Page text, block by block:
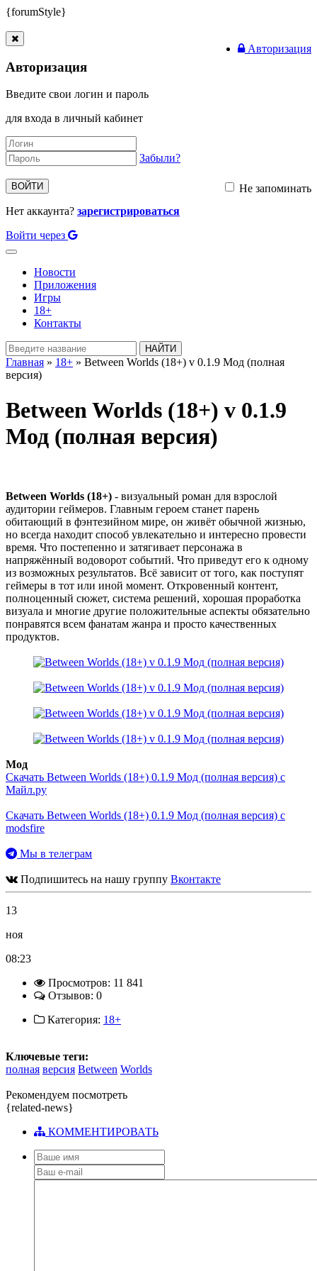
{forumStyle}
Авторизация
Авторизация
Введите свои логин и пароль
для входа в личный кабинет
Забыли?
ВОЙТИ
Не запоминать
Нет аккаунта? зарегистрироваться
Войти через
Toggle
navigationНовости
Приложения
Игры
18+
Контакты
Главная » 18+ » Between Worlds (18+) v 0.1.9 Мод (полная
версия)
Between Worlds (18+) v 0.1.9
Мод (полная версия)
Between Worlds (18+) - визуальный роман для взрослой
аудитории геймеров. Главным героем станет парень
обитающий в фэнтезийном мире, он живёт обычной жизнью,
но всегда находит способ увлекательно и интересно провести
время. Что постепенно и затягивает персонажа в
напряжённый водоворот событий. Что приведут его к одному
из возможных результатов. Всё зависит от того, как поступят
геймеры в тот или иной момент. Откровенный контент,
полноценный сюжет, система решений, хорошая проработка
визуала и многие другие положительные аспекты обязательно
понравятся всем фанатам жанра и просто качественных
продуктов.
Мод
Скачать Between Worlds (18+) 0.1.9 Мод (полная версия) с
Майл.ру
Скачать Between Worlds (18+) 0.1.9 Мод (полная версия) с
modsfire
Мы в телеграм
Подпишитесь на нашу группу Вконтакте
13
ноя
08:23
Просмотров: 11 841
Отзывов: 0
Категория: 18+
Ключевые теги:
полная версия Between Worlds
Рекомендуем посмотреть
{related-news}
КОММЕНТИРОВАТЬ